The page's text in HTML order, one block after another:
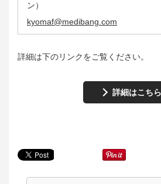
ン）
kyomaf@medibang.com
詳細は下のリンクをご覧ください。
詳細はこちら